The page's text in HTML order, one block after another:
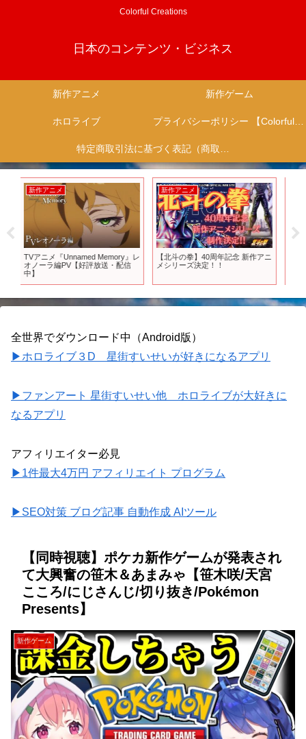
Colorful Creations
日本のコンテンツ・ビジネス
新作アニメ 新作ゲーム
ホロライブ プライバシーポリシー 【Colorful Creation】
特定商取引法に基づく表記（商取引に関する開示）
新作アニメ
【北斗の拳】40周年記念 新作アニ
メシリーズ決定！！
新作アニメ
【公式】★4月新作アニメ見逃し
配信★「当て馬キャラのくせし
全世界でダウンロード中（Android版）
▶ホロライブ３D 星街すいせいが好きになるアプリ
▶ファンアート 星街すいせい他 ホロライブが大好きに
なるアプリ
アフィリエイター必見
▶1件最大4万円 アフィリエイト プログラム
▶SEO対策 ブログ記事 自動作成 AIツール
【同時視聴】ポケカ新作ゲームが発表され
て大興奮の笹木＆あまみゃ【笹木咲/天宮
こころ/にじさんじ/切り抜き/Pokémon
Presents】
新作ゲーム